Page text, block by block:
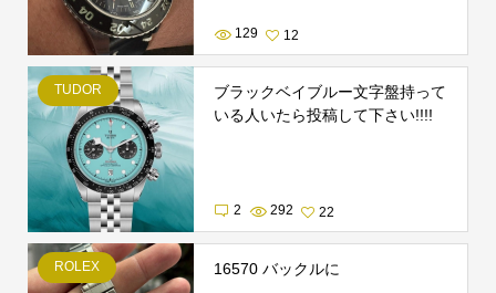
129 12
TUDOR
ブラックベイブルー文字盤持って
いる人いたら投稿して下さい!!!!
2 292 22
ROLEX 16570 バックルに